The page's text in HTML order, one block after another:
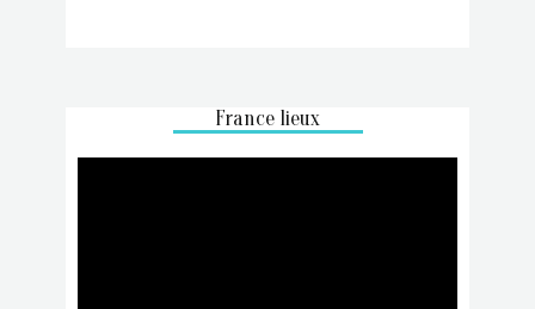
France lieux